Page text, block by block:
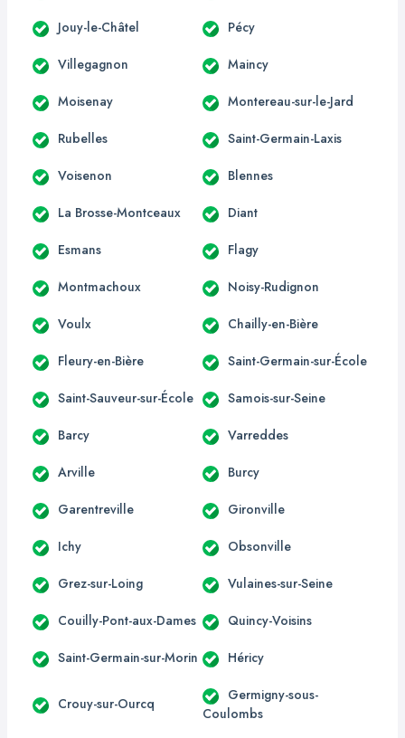
Jouy-le-Châtel Pécy
Villegagnon Maincy
Moisenay Montereau-sur-le-Jard
Rubelles Saint-Germain-Laxis
Voisenon Blennes
La Brosse-Montceaux Diant
Esmans Flagy
Montmachoux Noisy-Rudignon
Voulx Chailly-en-Bière
Fleury-en-Bière Saint-Germain-sur-École
Saint-Sauveur-sur-École Samois-sur-Seine
Barcy Varreddes
Arville Burcy
Garentreville Gironville
Ichy Obsonville
Grez-sur-Loing Vulaines-sur-Seine
Couilly-Pont-aux-Dames Quincy-Voisins
Saint-Germain-sur-Morin Héricy
Crouy-sur-Ourcq
Germigny-sous-
Coulombs